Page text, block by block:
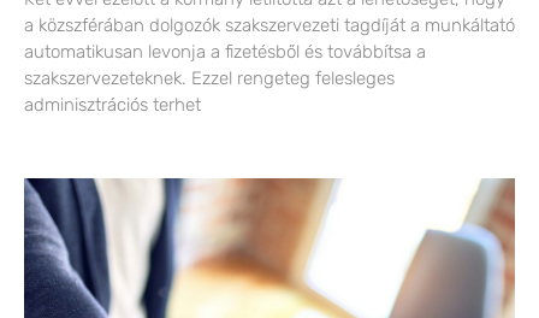
a közszférában dolgozók szakszervezeti tagdíját a munkáltató
automatikusan levonja a fizetésből és továbbítsa a
szakszervezeteknek. Ezzel rengeteg felesleges
adminisztrációs terhet